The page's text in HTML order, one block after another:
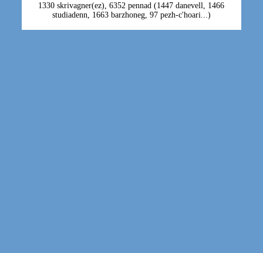
1330 skrivagner(ez), 6352 pennad (1447 danevell, 1466
studiadenn, 1663 barzhoneg, 97 pezh-c'hoari...)